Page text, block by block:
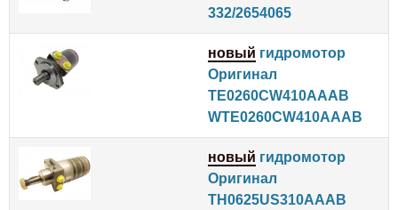
332/2654065
новый гидромотор
Оригинал
TE0260CW410AAAB
WTE0260CW410AAAB
новый гидромотор
Оригинал
TH0625US310AAAB